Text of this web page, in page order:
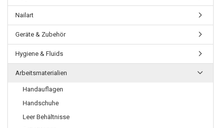
Nailart
Geräte & Zubehör
Hygiene & Fluids
Arbeitsmaterialien
Handauflagen
Handschuhe
Leer Behältnisse